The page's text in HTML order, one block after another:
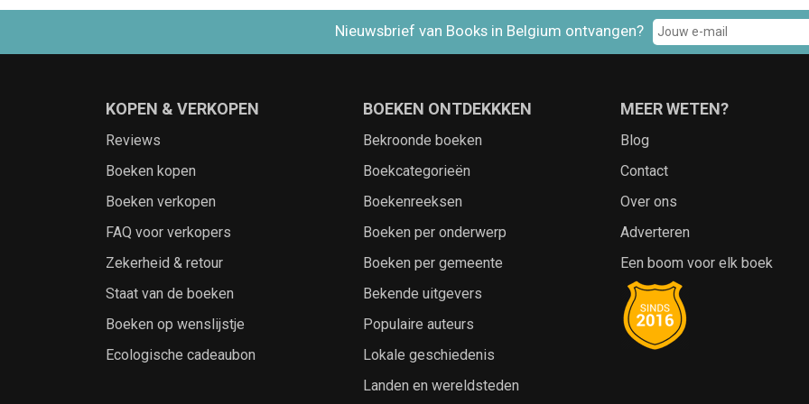
Nieuwsbrief van Books in Belgium ontvangen?
KOPEN & VERKOPEN
Reviews
Boeken kopen
Boeken verkopen
FAQ voor verkopers
Zekerheid & retour
Staat van de boeken
Boeken op wenslijstje
Ecologische cadeaubon
BOEKEN ONTDEKKKEN
Bekroonde boeken
Boekcategorieën
Boekenreeksen
Boeken per onderwerp
Boeken per gemeente
Bekende uitgevers
Populaire auteurs
Lokale geschiedenis
Landen en wereldsteden
MEER WETEN?
Blog
Contact
Over ons
Adverteren
Een boom voor elk boek